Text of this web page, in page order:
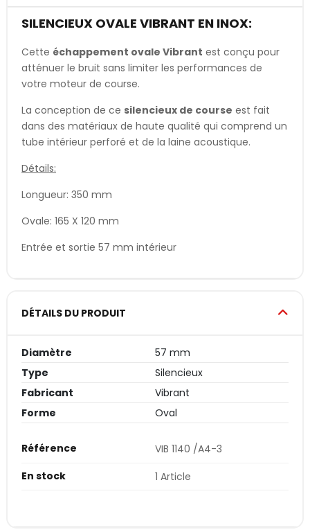
SILENCIEUX OVALE VIBRANT EN INOX:
Cette échappement ovale Vibrant est conçu pour
atténuer le bruit sans limiter les performances de
votre moteur de course.
La conception de ce silencieux de course est fait
dans des matériaux de haute qualité qui comprend un
tube intérieur perforé et de la laine acoustique.
Détails:
Longueur: 350 mm
Ovale: 165 X 120 mm
Entrée et sortie 57 mm intérieur
DÉTAILS DU PRODUIT
Diamètre
57 mm
Type
Silencieux
Fabricant
Vibrant
Forme
Oval
Référence
VIB 1140 /A4-3
En stock
1 Article